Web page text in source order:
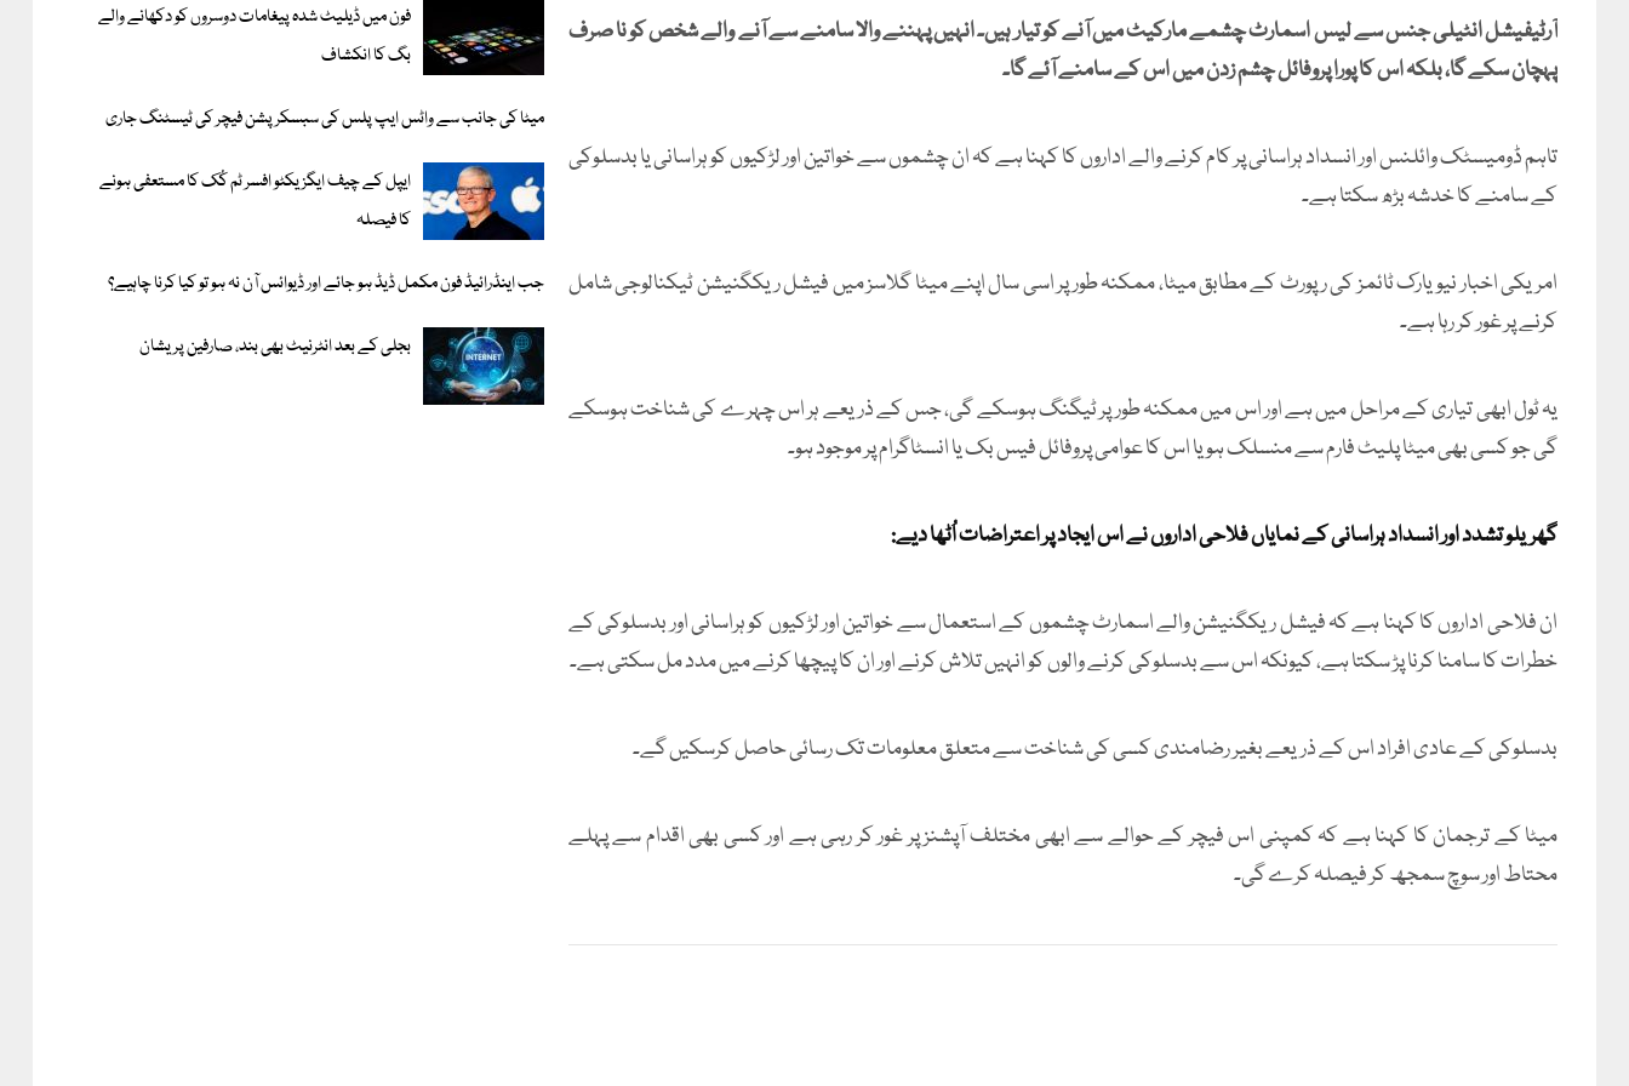
آرٹیفیشل انٹیلی جنس سے لیس اسمارٹ چشمے مارکیٹ میں آنے کو تیار ہیں۔ انہیں پہننے والا سامنے سے آنے والے شخص کو نا صرف
پہچان سکے گا، بلکہ اس کا پورا پروفائل چشم زدن میں اس کے سامنے آئے گا۔
تاہم ڈومیسٹک وائلنس اور انسداد ہراسانی پر کام کرنے والے اداروں کا کہنا ہے کہ ان چشموں سے خواتین اور لڑکیوں کو ہراسانی یا بدسلوکی
کے سامنے کا خدشہ بڑھ سکتا ہے۔
امریکی اخبار نیویارک ٹائمز کی رپورٹ کے مطابق میٹا، ممکنہ طور پر اسی سال اپنے میٹا گلاسز میں فیشل ریکگنیشن ٹیکنالوجی شامل
کرنے پر غور کر رہا ہے۔
یہ ٹول ابھی تیاری کے مراحل میں ہے اور اس میں ممکنہ طور پر ٹیگنگ ہوسکے گی، جس کے ذریعے ہر اس چہرے کی شناخت ہوسکے
گی جو کسی بھی میٹا پلیٹ فارم سے منسلک ہو یا اس کا عوامی پروفائل فیس بک یا انسٹاگرام پر موجود ہو۔
گھریلو تشدد اور انسداد ہراسانی کے نمایاں فلاحی اداروں نے اس ایجاد پر اعتراضات اُٹھا دیے:
ان فلاحی اداروں کا کہنا ہے کہ فیشل ریکگنیشن والے اسمارٹ چشموں کے استعمال سے خواتین اور لڑکیوں کو ہراسانی اور بدسلوکی کے
خطرات کا سامنا کرنا پڑ سکتا ہے، کیونکہ اس سے بدسلوکی کرنے والوں کو انہیں تلاش کرنے اور ان کا پیچھا کرنے میں مدد مل سکتی ہے۔
بدسلوکی کے عادی افراد اس کے ذریعے بغیر رضامندی کسی کی شناخت سے متعلق معلومات تک رسائی حاصل کرسکیں گے۔
میٹا کے ترجمان کا کہنا ہے کہ کمپنی اس فیچر کے حوالے سے ابھی مختلف آپشنز پر غور کر رہی ہے اور کسی بھی اقدام سے پہلے
محتاط اور سوچ سمجھ کر فیصلہ کرے گی۔
فون میں ڈیلیٹ شدہ پیغامات دوسروں کو دکھانے والے
بگ کا انکشاف
میٹا کی جانب سے واٹس ایپ پلس کی سبسکرپشن فیچر کی ٹیسٹنگ جاری
ایپل کے چیف ایگزیکٹو افسر ٹم کُک کا مستعفی ہونے
کا فیصلہ
جب اینڈرائیڈ فون مکمل ڈیڈ ہو جائے اور ڈیوائس آن نہ ہو تو کیا کرنا چاہیے؟
بجلی کے بعد انٹرنیٹ بھی بند، صارفین پریشان